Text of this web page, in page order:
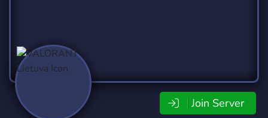
Join Server